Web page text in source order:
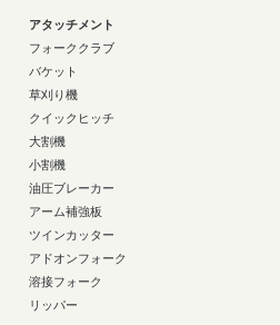
アタッチメント
フォーククラブ
バケット
草刈り機
クイックヒッチ
大割機
小割機
油圧ブレーカー
アーム補強板
ツインカッター
アドオンフォーク
溶接フォーク
リッパー